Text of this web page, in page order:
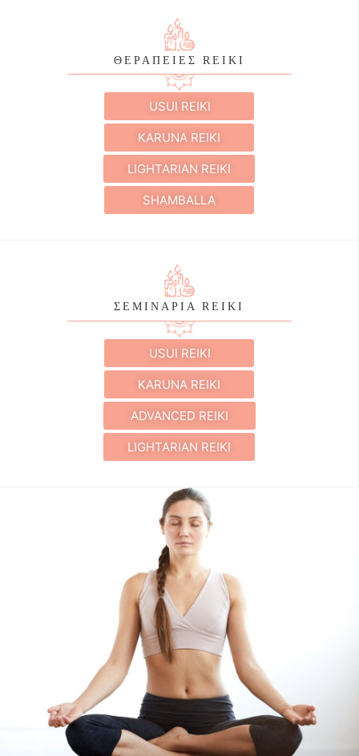
ΘΕΡΑΠΕΙΕΣ REIKI
USUI REIKI
KARUNA REIKI
LIGHTARIAN REIKI
SHAMBALLA
ΣΕΜΙΝΑΡΙΑ REIKI
USUI REIKI
KARUNA REIKI
ADVANCED REIKI
LIGHTARIAN REIKI